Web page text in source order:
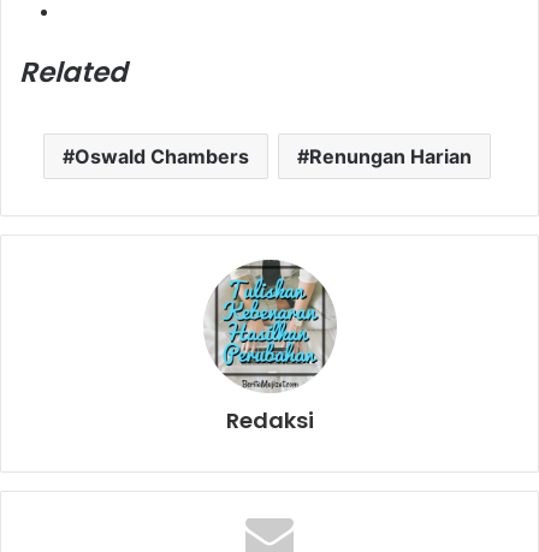
Related
Oswald Chambers Renungan Harian
Redaksi